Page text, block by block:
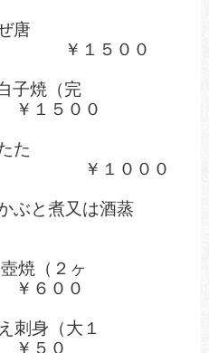
唐
００
（完
￥１５００
た
￥１０００
ぶと煮又は酒蒸
焼（２ヶ
￥６００
刺身（大１
￥５０